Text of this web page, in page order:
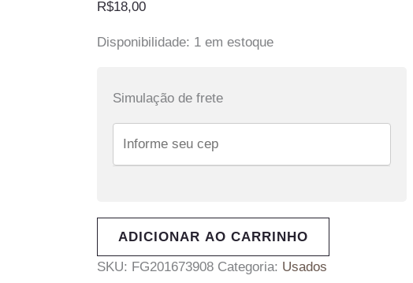
R$18,00
Disponibilidade: 1 em estoque
Simulação de frete
ADICIONAR AO CARRINHO
SKU: FG201673908 Categoria: Usados